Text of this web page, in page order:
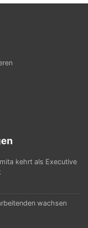
kehrt als Executive
wachsen